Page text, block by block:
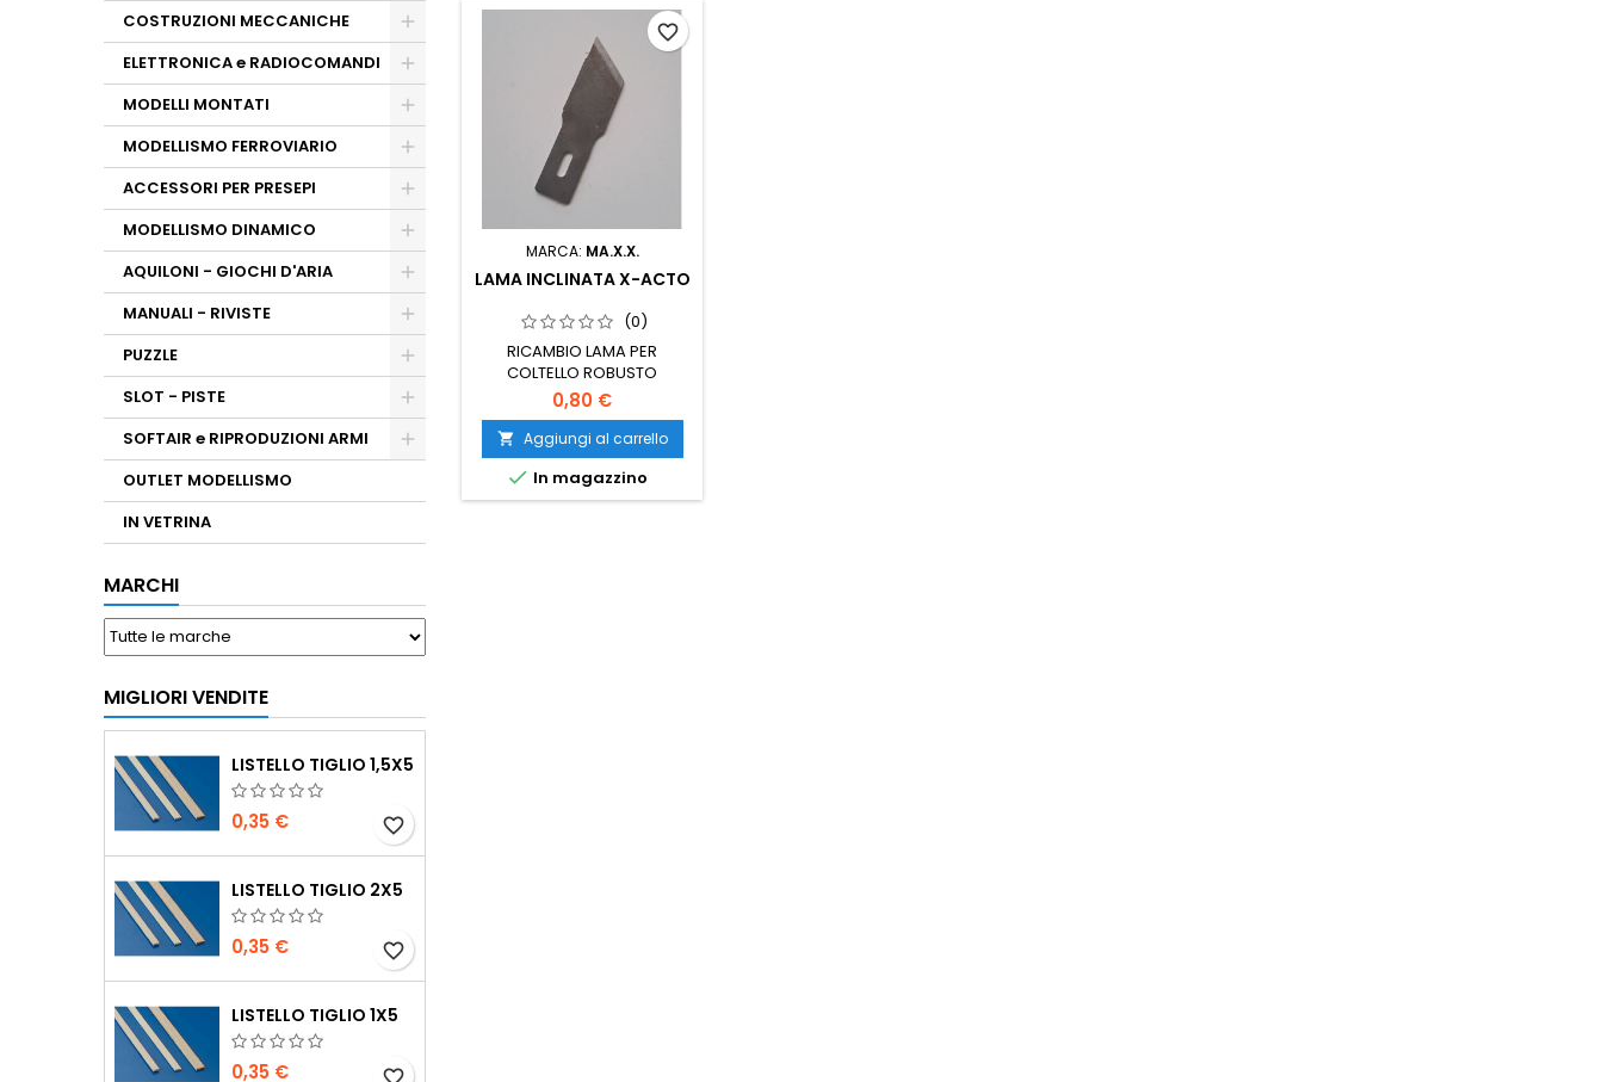
COSTRUZIONI MECCANICHE
ELETTRONICA e RADIOCOMANDI
MODELLI MONTATI
MODELLISMO FERROVIARIO
ACCESSORI PER PRESEPI
MODELLISMO DINAMICO
AQUILONI - GIOCHI D'ARIA
MANUALI - RIVISTE
PUZZLE
SLOT - PISTE
SOFTAIR e RIPRODUZIONI ARMI
OUTLET MODELLISMO
IN VETRINA
MARCHI
MIGLIORI VENDITE
LISTELLO TIGLIO 1,5X5
0,35 € favorite_border
LISTELLO TIGLIO 2X5
0,35 € favorite_border
LISTELLO TIGLIO 1X5
0,35 € favorite_border
MARCA: MA.X.X.
LAMA INCLINATA X-ACTO
(0)
RICAMBIO LAMA PER
COLTELLO ROBUSTO
0,80 €
 Aggiungi al carrello
 In magazzino
favorite_border